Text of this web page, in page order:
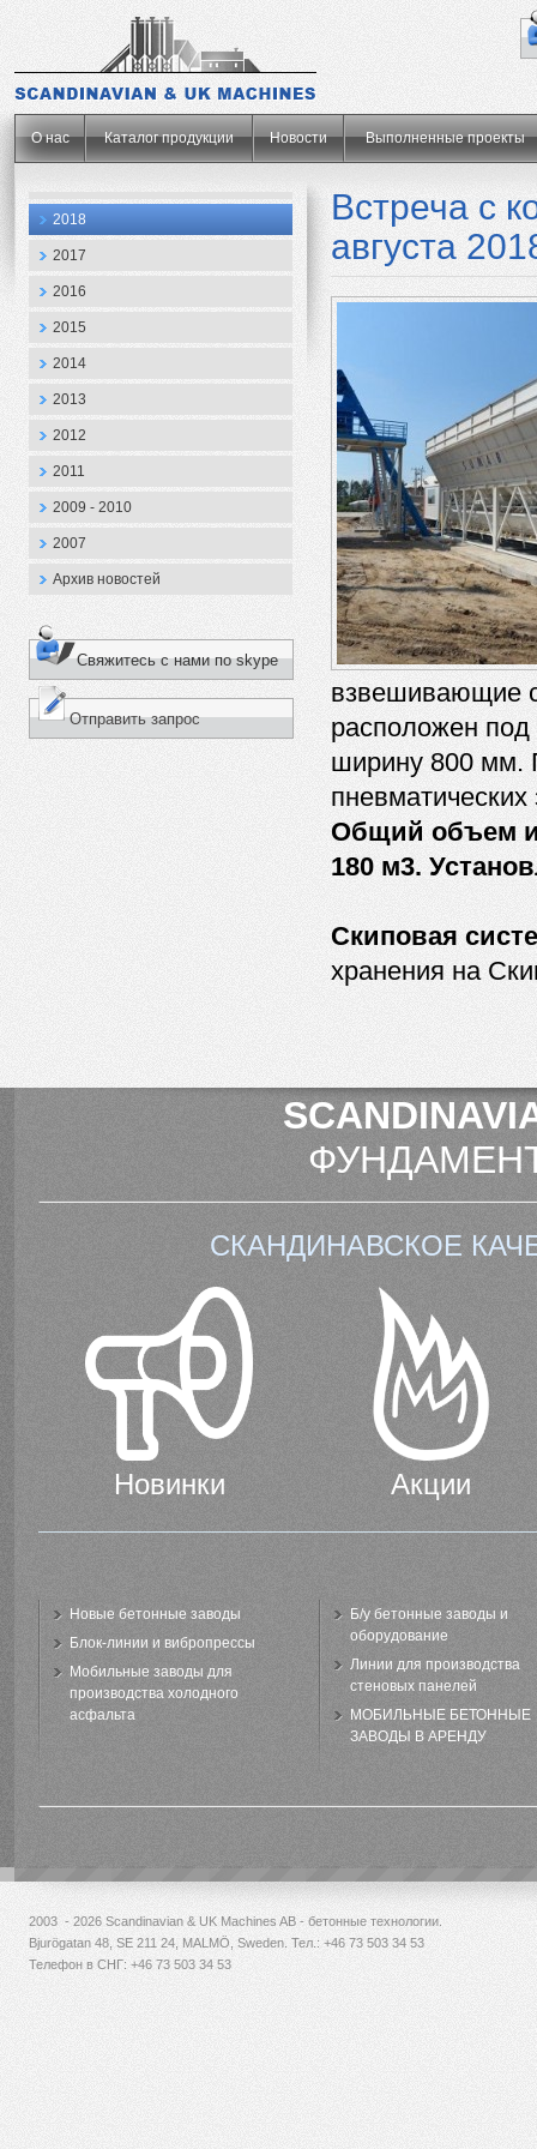
О нас Каталог продукции Новости Выполненные проекты
2018
2017
2016
2015
2014
2013
2012
2011
2009 - 2010
2007
Архив новостей
Свяжитесь с нами по skype
Отправить запрос
Встреча с
августа
взвешивающие
расположен
ширину 800 мм.
Общий объем
180 м3.
Скиповая
хранения на
СКАНДИНАВСКОЕ
Новинки Акции
Новые бетонные заводы
Блок-линии и вибропрессы
Мобильные заводы для
производства холодного
асфальта
Б/у бетонные заводы и
оборудование
Линии для производства
стеновых панелей
МОБИЛЬНЫЕ БЕТОННЫЕ
ЗАВОДЫ В АРЕНДУ
2003 - 2026 Scandinavian & UK Machines AB - бетонные технологии.
Bjurögatan 48, SE 211 24, MALMÖ, Sweden. Тел.: +46 73 503 34 53
Телефон в СНГ: +46 73 503 34 53